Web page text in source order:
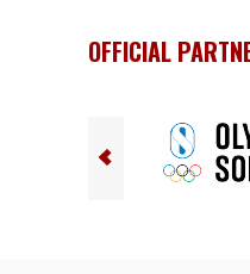
OFFICIAL